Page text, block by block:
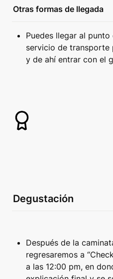
Otras formas de llegada
Puedes llegar al
servicio de transporte
y de ahí entrar con el
Degustación
Después de la
regresaremos a
a las 12:00 pm, en